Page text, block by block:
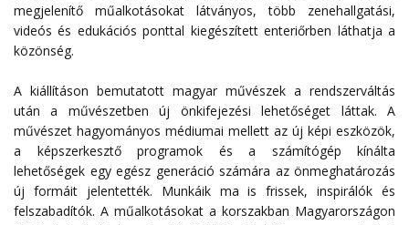
megjelenítő műalkotásokat látványos, több zenehallgatási,
videós és edukációs ponttal kiegészített enteriőrben láthatja a
közönség.
A kiállításon bemutatott magyar művészek a rendszerváltás
után a művészetben új önkifejezési lehetőséget láttak. A
művészet hagyományos médiumai mellett az új képi eszközök,
a képszerkesztő programok és a számítógép kínálta
lehetőségek egy egész generáció számára az önmeghatározás
új formáit jelentették. Munkáik ma is frissek, inspirálók és
felszabadítók. A műalkotásokat a korszakban Magyarországon